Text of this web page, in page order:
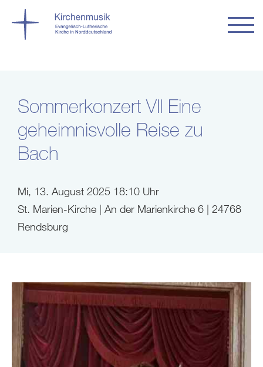
Sommerkonzert VII Eine
geheimnisvolle Reise zu
Bach
Mi, 13. August 2025 18:10 Uhr
St. Marien-Kirche | An der Marienkirche 6 | 24768
Rendsburg